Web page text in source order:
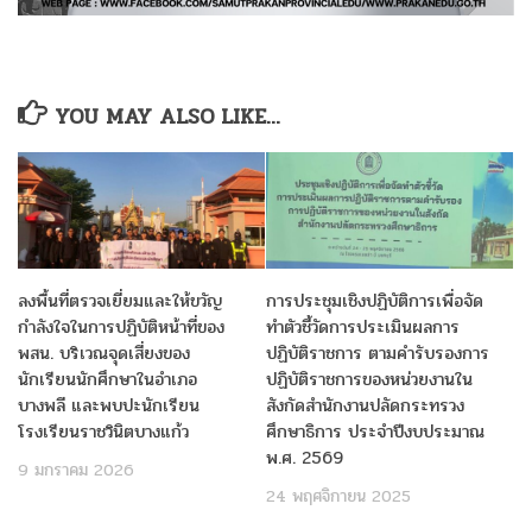
YOU MAY ALSO LIKE...
ลงพื้นที่ตรวจเยี่ยมและให้ขวัญ
กำลังใจในการปฏิบัติหน้าที่ของ
พสน. บริเวณจุดเสี่ยงของ
นักเรียนนักศึกษาในอำเภอ
บางพลี และพบปะนักเรียน
โรงเรียนราชวินิตบางแก้ว
9 มกราคม 2026
การประชุมเชิงปฏิบัติการเพื่อจัด
ทำตัวชี้วัดการประเมินผลการ
ปฏิบัติราชการ ตามคำรับรองการ
ปฏิบัติราชการของหน่วยงานใน
สังกัดสำนักงานปลัดกระทรวง
ศึกษาธิการ ประจำปีงบประมาณ
พ.ศ. 2569
24 พฤศจิกายน 2025